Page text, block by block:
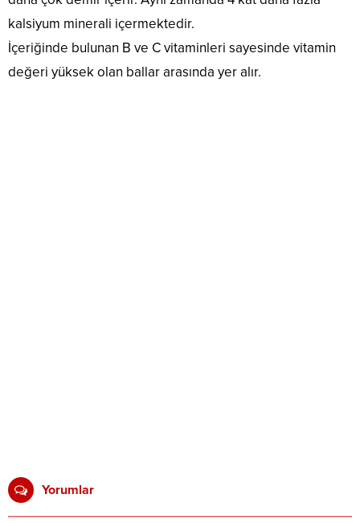
kalsiyum minerali içermektedir.
İçeriğinde bulunan B ve C vitaminleri sayesinde vitamin
değeri yüksek olan ballar arasında yer alır.
Yorumlar